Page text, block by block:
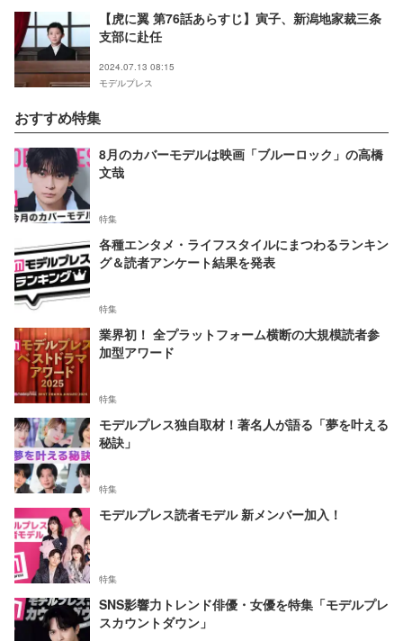
【虎に翼 第76話あらすじ】寅子、新潟地家裁三条
支部に赴任
2024.07.13 08:15
モデルプレス
おすすめ特集
8月のカバーモデルは映画「ブルーロック」の高橋
文哉
特集
各種エンタメ・ライフスタイルにまつわるランキン
グ＆読者アンケート結果を発表
特集
業界初！ 全プラットフォーム横断の大規模読者参
加型アワード
特集
モデルプレス独自取材！著名人が語る「夢を叶える
秘訣」
特集
モデルプレス読者モデル 新メンバー加入！
特集
SNS影響力トレンド俳優・女優を特集「モデルプレ
スカウントダウン」